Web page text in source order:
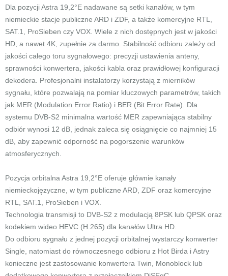
Dla pozycji Astra 19,2°E nadawane są setki kanałów, w tym
niemieckie stacje publiczne ARD i ZDF, a także komercyjne RTL,
SAT.1, ProSieben czy VOX. Wiele z nich dostępnych jest w jakości
HD, a nawet 4K, zupełnie za darmo. Stabilność odbioru zależy od
jakości całego toru sygnałowego: precyzji ustawienia anteny,
sprawności konwertera, jakości kabla oraz prawidłowej konfiguracji
dekodera. Profesjonalni instalatorzy korzystają z mierników
sygnału, które pozwalają na pomiar kluczowych parametrów, takich
jak MER (Modulation Error Ratio) i BER (Bit Error Rate). Dla
systemu DVB-S2 minimalna wartość MER zapewniająca stabilny
odbiór wynosi 12 dB, jednak zaleca się osiągnięcie co najmniej 15
dB, aby zapewnić odporność na pogorszenie warunków
atmosferycznych.
Pozycja orbitalna Astra 19,2°E oferuje głównie kanały
niemieckojęzyczne, w tym publiczne ARD, ZDF oraz komercyjne
RTL, SAT.1, ProSieben i VOX.
Technologia transmisji to DVB-S2 z modulacją 8PSK lub QPSK oraz
kodekiem wideo HEVC (H.265) dla kanałów Ultra HD.
Do odbioru sygnału z jednej pozycji orbitalnej wystarczy konwerter
Single, natomiast do równoczesnego odbioru z Hot Birda i Astry
konieczne jest zastosowanie konwertera Twin, Monoblock lub